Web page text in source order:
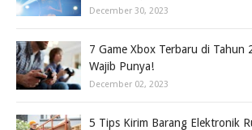
December 30, 2023
7 Game Xbox Terbaru di Tahun
Wajib Punya!
December 02, 2023
5 Tips Kirim Barang Elektronik